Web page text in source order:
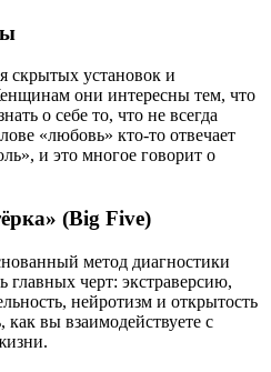
скрытых установок и
они интересны тем, что
о себе то, что не всегда
«любовь» кто-то отвечает
и это многое говорит о
(Big Five)
метод диагностики
главных черт: экстраверсию,
нейротизм и открытость
как вы взаимодействуете с